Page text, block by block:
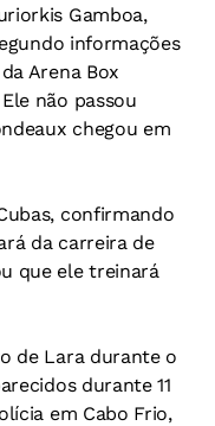
Gamboa,
informações
Arena Box
não passou
chegou em
confirmando
da carreira de
que ele treinará
de Lara durante o
durante 11
em Cabo Frio,